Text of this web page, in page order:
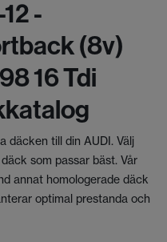
-
(8v)
16 Tdi
däcken till din AUDI. Välj
som passar bäst. Vår
annat homologerade däck
optimal prestanda och